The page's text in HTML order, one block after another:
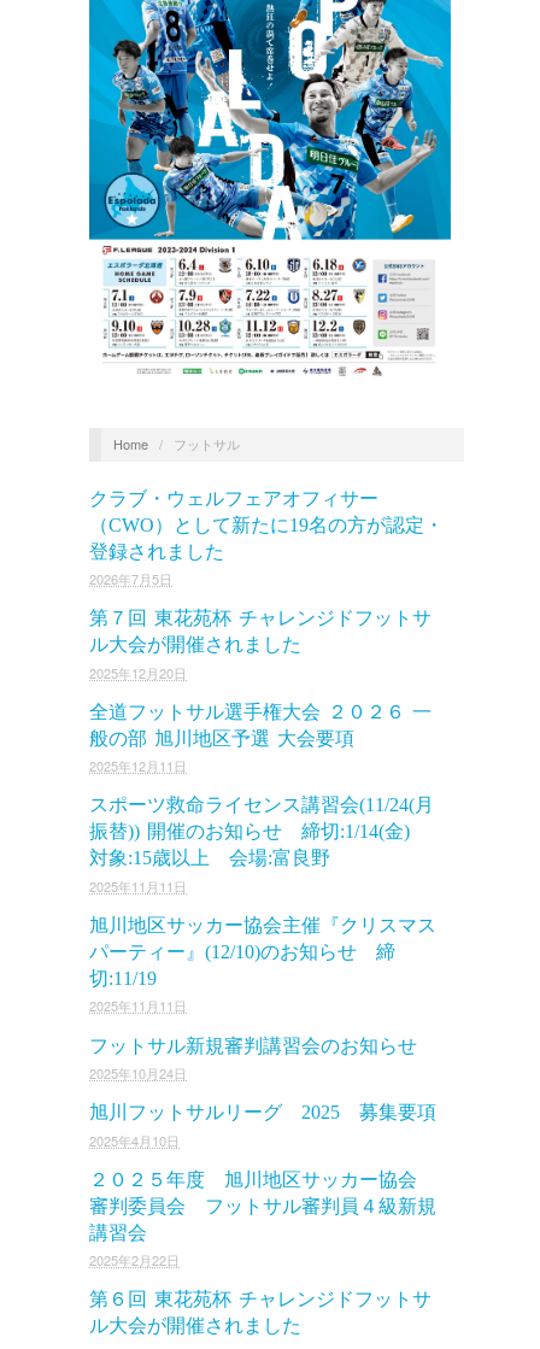
Home / フットサル
クラブ・ウェルフェアオフィサー
（CWO）として新たに19名の方が認定・
登録されました
2026年7月5日
第７回 東花苑杯 チャレンジドフットサ
ル大会が開催されました
2025年12月20日
全道フットサル選手権大会 ２０２６ 一
般の部 旭川地区予選 大会要項
2025年12月11日
スポーツ救命ライセンス講習会(11/24(月
振替)) 開催のお知らせ 締切:1/14(金)
対象:15歳以上 会場:富良野
2025年11月11日
旭川地区サッカー協会主催『クリスマス
パーティー』(12/10)のお知らせ 締
切:11/19
2025年11月11日
フットサル新規審判講習会のお知らせ
2025年10月24日
旭川フットサルリーグ 2025 募集要項
2025年4月10日
２０２５年度 旭川地区サッカー協会
審判委員会 フットサル審判員４級新規
講習会
2025年2月22日
第６回 東花苑杯 チャレンジドフットサ
ル大会が開催されました